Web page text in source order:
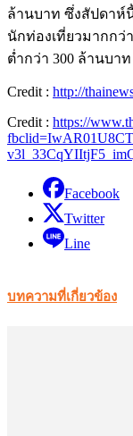
ล้านบาท ซึ่งสัปดาห์
นักท่องเที่ยวมากกว่
ต่ำกว่า 300 ล้านบาท
Credit : http://
Credit : https://
Facebook
Twitter
Line
บทความที่เกี่ยวข้อง